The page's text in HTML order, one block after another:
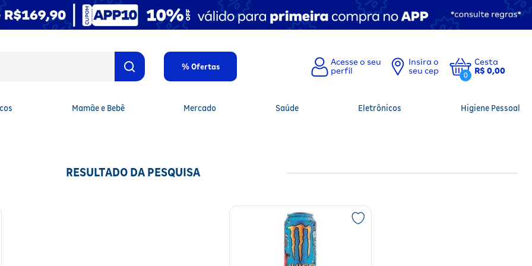
% Ofertas
Insira o
seu cep
0
Cesta
R$ 0,00
Mamãe e Bebê Mercado Saúde Eletrônicos Higiene Pessoal
RESULTADO DA PESQUISA